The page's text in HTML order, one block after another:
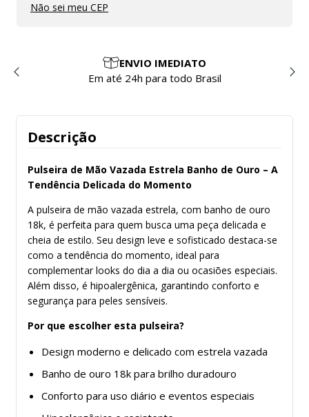
Não sei meu CEP
ENVIO IMEDIATO
Em até 24h para todo Brasil
Descrição
Pulseira de Mão Vazada Estrela Banho de Ouro – A
Tendência Delicada do Momento
A pulseira de mão vazada estrela, com banho de ouro
18k, é perfeita para quem busca uma peça delicada e
cheia de estilo. Seu design leve e sofisticado destaca-se
como a tendência do momento, ideal para
complementar looks do dia a dia ou ocasiões especiais.
Além disso, é hipoalergênica, garantindo conforto e
segurança para peles sensíveis.
Por que escolher esta pulseira?
Design moderno e delicado com estrela vazada
Banho de ouro 18k para brilho duradouro
Conforto para uso diário e eventos especiais